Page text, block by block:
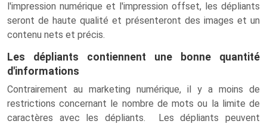
l'impression numérique et l'impression offset, les dépliants
seront de haute qualité et présenteront des images et un
contenu nets et précis.
Les dépliants contiennent une bonne quantité
d'informations
Contrairement au marketing numérique, il y a moins de
restrictions concernant le nombre de mots ou la limite de
caractères avec les dépliants. Les dépliants peuvent